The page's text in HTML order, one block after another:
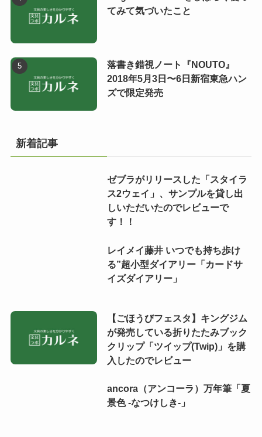
てみて気づいたこと
落書き錯視ノート『NOUTO』
2018年5月3日〜6日新宿東急ハン
ズで限定発売
新着記事
ゼブラがリリースした「スタイラ
ス2ウェイ」、サンプルを貸し出
しいただいたのでレビューで
す！！
レイメイ藤井 いつでも持ち歩け
る”超小型ダイアリー「カードサ
イズダイアリー」
【ごほうびフェスタ】キングジム
が発売している折りたたみブック
クリップ「ツイップ(Twip)」を購
入したのでレビュー
ancora（アンコーラ）万年筆「夏
景色 -なつけしき-」